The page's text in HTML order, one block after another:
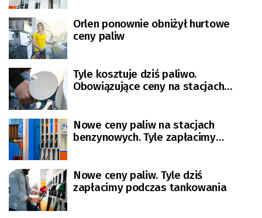
Orlen ponownie obniżył hurtowe
ceny paliw
Tyle kosztuje dziś paliwo.
Obowiązujące ceny na stacjach
Nowe ceny paliw na stacjach
benzynowych. Tyle zapłacimy
Nowe ceny paliw. Tyle dziś
zapłacimy podczas tankowania